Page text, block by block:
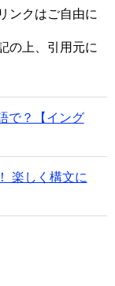
ンクはご自由に
の上、引用元に
で？【イング
楽しく構文に